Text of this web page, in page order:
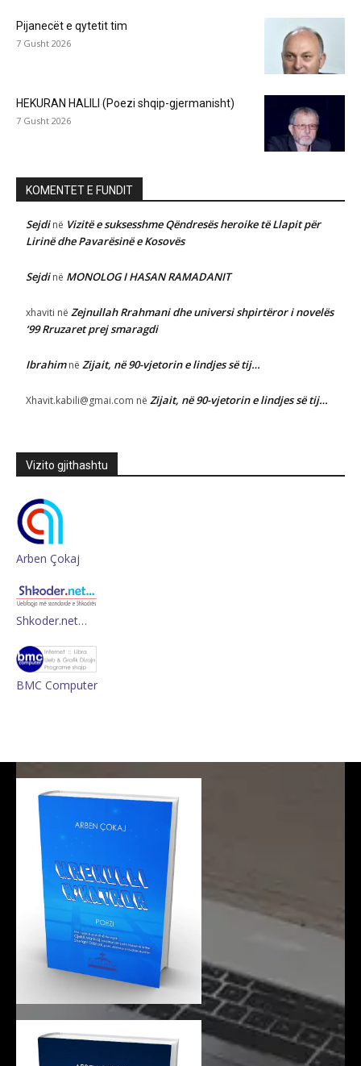
Pijanecët e qytetit tim
7 Gusht 2026
HEKURAN HALILI (Poezi shqip-gjermanisht)
7 Gusht 2026
KOMENTET E FUNDIT
Sejdinë Vizitë e suksesshme Qëndresës heroike të Llapit për
Lirinë dhe Pavarësinë e Kosovës
Sejdinë MONOLOG I HASAN RAMADANIT
xhaviti në Zejnullah Rrahmani dhe universi shpirtëror i novelës
‘99 Rruzaret prej smaragdi
Ibrahimnë Zijait, në 90-vjetorin e lindjes së tij…
Xhavit.kabili@gmai.com në Zijait, në 90-vjetorin e lindjes së tij…
Vizito gjithashtu
Arben Çokaj
Shkoder.net…
BMC Computer